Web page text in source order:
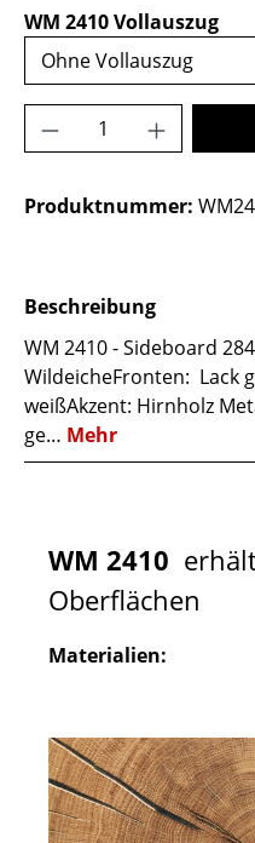
WM 2410 Vollauszug
Produkt Anzahl:
Produktnummer:
Beschreibung
WM 2410 - Sideboard
WildeicheFronten: Lack
weißAkzent: Hirnholz
ge… Mehr
WM 2410
Oberflächen
Materialien: